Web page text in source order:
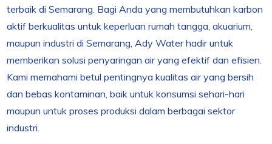
terbaik di Semarang. Bagi Anda yang membutuhkan karbon
aktif berkualitas untuk keperluan rumah tangga, akuarium,
maupun industri di Semarang, Ady Water hadir untuk
memberikan solusi penyaringan air yang efektif dan efisien.
Kami memahami betul pentingnya kualitas air yang bersih
dan bebas kontaminan, baik untuk konsumsi sehari-hari
maupun untuk proses produksi dalam berbagai sektor
industri.